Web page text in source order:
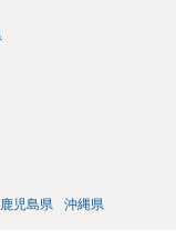
鹿児島県 沖縄県